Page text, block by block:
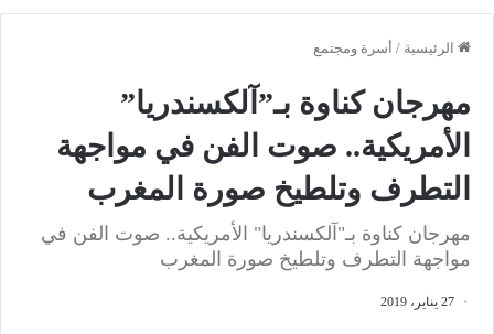
الرئيسية / أسرة ومجتمع
مهرجان كناوة بـ”آلكسندريا”
الأمريكية.. صوت الفن في مواجهة
التطرف وتلطيخ صورة المغرب
مهرجان كناوة بـ"آلكسندريا" الأمريكية.. صوت الفن في
مواجهة التطرف وتلطيخ صورة المغرب
27 يناير، 2019